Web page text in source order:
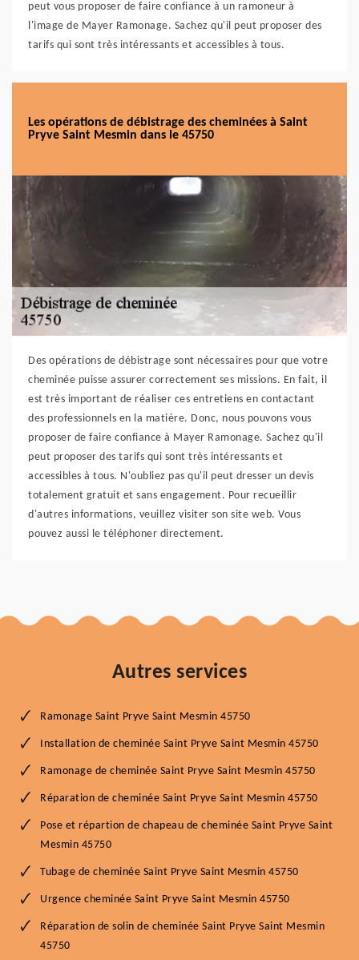
peut vous proposer de faire confiance à un ramoneur à
l'image de Mayer Ramonage. Sachez qu'il peut proposer des
tarifs qui sont très intéressants et accessibles à tous.
Les opérations de débistrage des cheminées à Saint
Pryve Saint Mesmin dans le 45750
Des opérations de débistrage sont nécessaires pour que votre
cheminée puisse assurer correctement ses missions. En fait, il
est très important de réaliser ces entretiens en contactant
des professionnels en la matière. Donc, nous pouvons vous
proposer de faire confiance à Mayer Ramonage. Sachez qu'il
peut proposer des tarifs qui sont très intéressants et
accessibles à tous. N'oubliez pas qu'il peut dresser un devis
totalement gratuit et sans engagement. Pour recueillir
d'autres informations, veuillez visiter son site web. Vous
pouvez aussi le téléphoner directement.
Autres services
Ramonage Saint Pryve Saint Mesmin 45750
Installation de cheminée Saint Pryve Saint Mesmin 45750
Ramonage de cheminée Saint Pryve Saint Mesmin 45750
Réparation de cheminée Saint Pryve Saint Mesmin 45750
Pose et répartion de chapeau de cheminée Saint Pryve Saint
Mesmin 45750
Tubage de cheminée Saint Pryve Saint Mesmin 45750
Urgence cheminée Saint Pryve Saint Mesmin 45750
Réparation de solin de cheminée Saint Pryve Saint Mesmin
45750